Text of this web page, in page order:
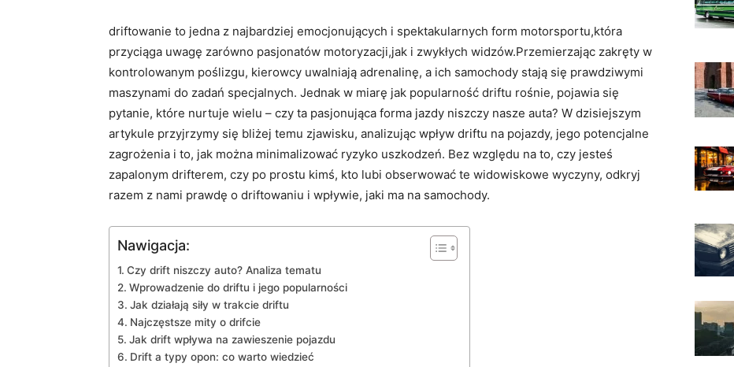
driftowanie to⁤ jedna z najbardziej⁢ emocjonujących i spektakularnych form motorsportu,która
⁣przyciąga uwagę zarówno pasjonatów motoryzacji,jak i zwykłych widzów.Przemierzając zakręty w
kontrolowanym poślizgu, kierowcy uwalniają adrenalinę, a ⁣ich samochody stają się prawdziwymi
⁤maszynami do zadań specjalnych.​ Jednak w miarę jak popularność driftu rośnie, pojawia się
pytanie, które nurtuje ⁤wielu – czy ta ⁣pasjonująca forma jazdy niszczy nasze ‌auta? W ‍dzisiejszym
artykule przyjrzymy ⁤się ⁤bliżej temu⁤ zjawisku, analizując⁤ wpływ driftu na pojazdy, jego potencjalne
zagrożenia i to, jak można minimalizować ⁤ryzyko uszkodzeń. Bez względu na to, czy‍ jesteś‌
zapalonym drifterem,⁢ czy po prostu‍ kimś, kto lubi obserwować⁣ te⁢ widowiskowe wyczyny, odkryj
razem z nami prawdę o ⁣driftowaniu i wpływie, jaki ma na samochody.
Nawigacja:
Czy drift niszczy⁣ auto? Analiza tematu
Wprowadzenie ‍do⁣ driftu i jego popularności
Jak działają siły w trakcie driftu
Najczęstsze mity o drifcie
Jak drift wpływa na zawieszenie pojazdu
Drift a typy ⁣opon: co warto‍ wiedzieć